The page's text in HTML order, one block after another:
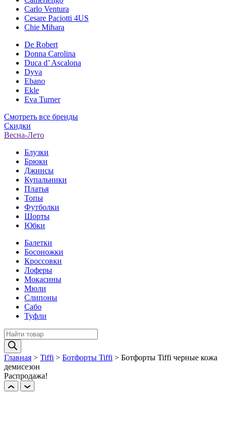
Carlo Ventura
Cesare Paciotti 4US
Chie Mihara
De Robert
Donna Carolina
Duca d’ Ascalona
Dyva
Ebano
Ekle
Eva Turner
Смотреть все бренды
Скидки
Весна-Лето
Блузки
Брюки
Джинсы
Купальники
Платья
Топы
Футболки
Шорты
Юбки
Балетки
Босоножки
Кроссовки
Лоферы
Мокасины
Мюли
Слипоны
Сабо
Туфли
Поиск
товаров
Главная > Tiffi > Ботфорты Tiffi > Ботфорты Tiffi черные кожа
демисезон
Распродажа!